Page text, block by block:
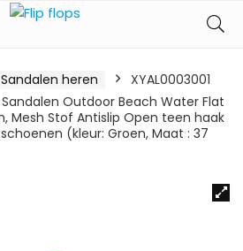
Sandalen heren
XYAL0003001
Outdoor Beach Water Flat
Mesh Stof Antislip Open teen haak
(kleur: Groen, Maat : 37